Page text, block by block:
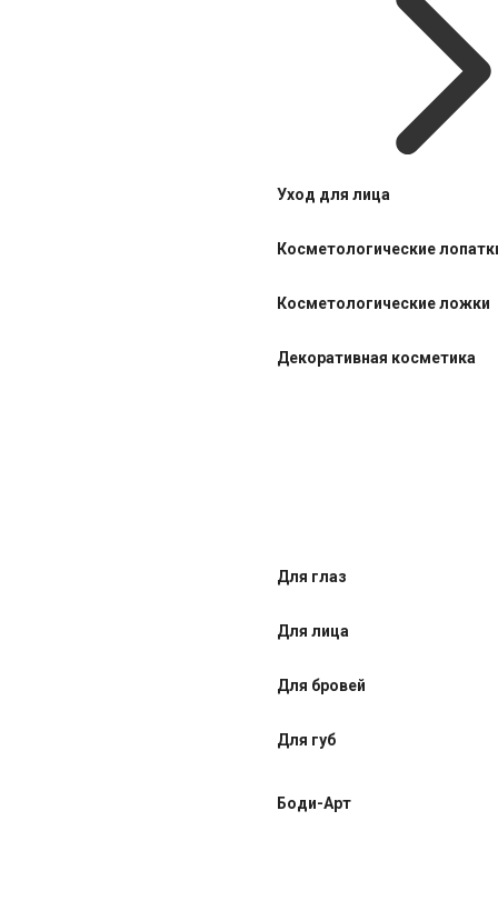
Уход для лица
Косметологические
Косметологические ложки
Декоративная косметика
Для глаз
Для лица
Для бровей
Для губ
Боди-Арт